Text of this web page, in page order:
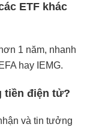
ETF khác
1 năm, nhanh
hay IEMG.
tiền điện tử?
và tin tưởng